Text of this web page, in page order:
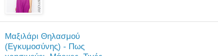
Μαξιλάρι Θηλασμού
(Εγκυμοσύνης) - Πως